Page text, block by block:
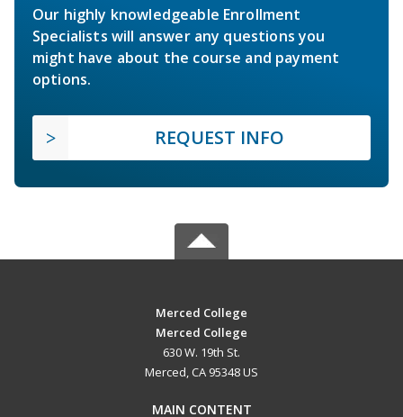
Our highly knowledgeable Enrollment
Specialists will answer any questions you
might have about the course and payment
options.
REQUEST INFO
Merced College
Merced College
630 W. 19th St.
Merced, CA 95348 US
MAIN CONTENT